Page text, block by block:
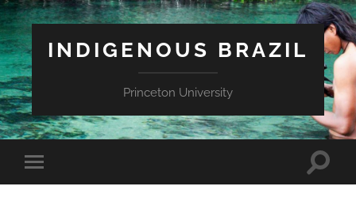
INDIGENOUS BRAZIL
Princeton University
Toggle
mobile
Toggle